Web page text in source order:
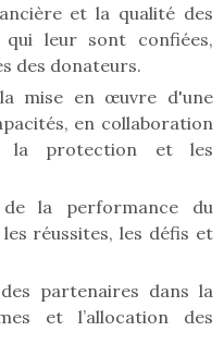
et la qualité des
leur sont confiées,
des donateurs.
mise en œuvre d'une
en collaboration
la protection et les
de la performance du
réussites, les défis et
partenaires dans la
et l’allocation des